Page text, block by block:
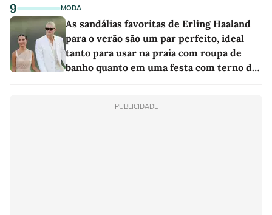
9 MODA
As sandálias favoritas de Erling Haaland
para o verão são um par perfeito, ideal
tanto para usar na praia com roupa de
banho quanto em uma festa com terno de
PUBLICIDADE